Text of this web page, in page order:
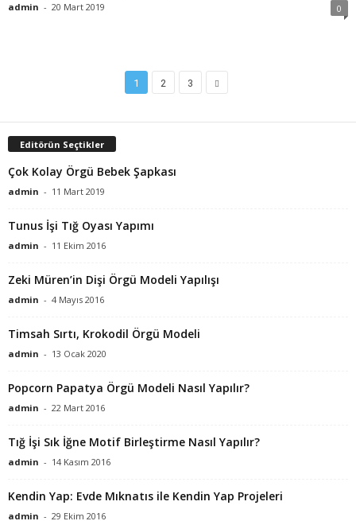
admin - 20 Mart 2019 0
1 2 3
Editörün Seçtikler
Çok Kolay Örgü Bebek Şapkası
admin - 11 Mart 2019
Tunus İşi Tığ Oyası Yapımı
admin - 11 Ekim 2016
Zeki Müren’in Dişi Örgü Modeli Yapılışı
admin - 4 Mayıs 2016
Timsah Sırtı, Krokodil Örgü Modeli
admin - 13 Ocak 2020
Popcorn Papatya Örgü Modeli Nasıl Yapılır?
admin - 22 Mart 2016
Tığ İşi Sık İğne Motif Birleştirme Nasıl Yapılır?
admin - 14 Kasım 2016
Kendin Yap: Evde Mıknatıs ile Kendin Yap Projeleri
admin - 29 Ekim 2016